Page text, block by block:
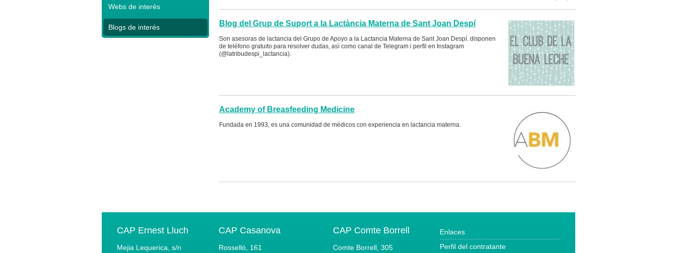
Webs de interés
Blogs de interés Blog del Grup de Suport a la Lactància Materna de Sant Joan Despí
Son asesoras de lactancia del Grupo de Apoyo a la Lactancia Materna de Sant Joan Despí. disponen
de teléfono gratuito para resolver dudas, así como canal de Telegram i perfil en Instagram
(@latribudespi_lactancia).
Academy of Breasfeeding Medicine
Fundada en 1993, es una comunidad de médicos con experiencia en lactancia materna.
CAP Ernest Lluch
Mejia Lequerica, s/n
CAP Casanova
Rosselló, 161
CAP Comte Borrell
Comte Borrell, 305
Enlaces
Perfil del contratante